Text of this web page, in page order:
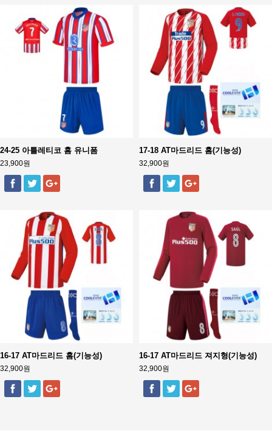
24-25 아틀레티코 홈 유니폼
23,900원
17-18 AT마드리드 홈(기능성)
32,900원
16-17 AT마드리드 홈(기능성)
32,900원
16-17 AT마드리드 져지형(기능성)
32,900원